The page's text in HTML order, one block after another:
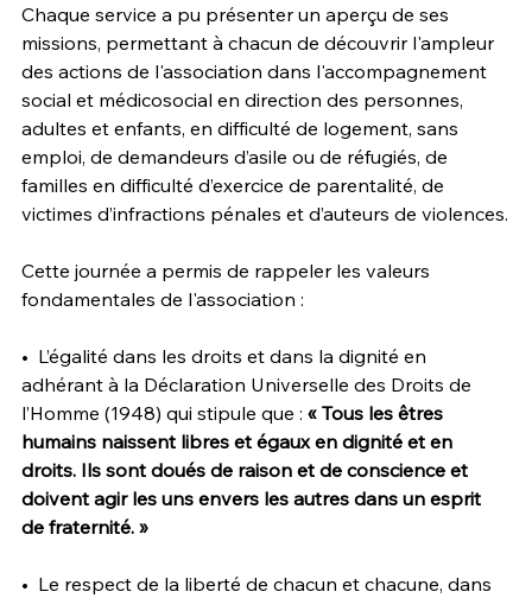
Chaque service a pu présenter un aperçu de ses
missions, permettant à chacun de découvrir l'ampleur
des actions de l'association dans l'accompagnement
social et médicosocial en direction des personnes,
adultes et enfants, en difficulté de logement, sans
emploi, de demandeurs d’asile ou de réfugiés, de
familles en difficulté d’exercice de parentalité, de
victimes d’infractions pénales et d’auteurs de violences.
Cette journée a permis de rappeler les valeurs
fondamentales de l'association :
•  L’égalité dans les droits et dans la dignité en
adhérant à la Déclaration Universelle des Droits de
l’Homme (1948) qui stipule que : « Tous les êtres
humains naissent libres et égaux en dignité et en
droits. Ils sont doués de raison et de conscience et
doivent agir les uns envers les autres dans un esprit
de fraternité. »
•  Le respect de la liberté de chacun et chacune, dans